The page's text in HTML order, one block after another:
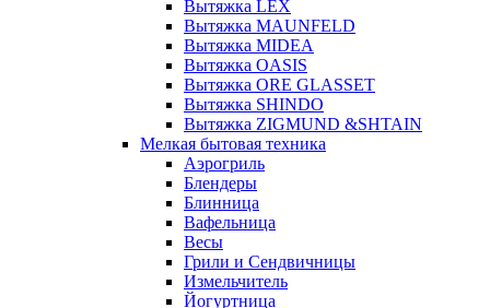
Вытяжка LEX
Вытяжка MAUNFELD
Вытяжка MIDEA
Вытяжка OASIS
Вытяжка ORE GLASSET
Вытяжка SHINDO
Вытяжка ZIGMUND &SHTAIN
Мелкая бытовая техника
Аэрогриль
Блендеры
Блинница
Вафельница
Весы
Грили и Сендвичницы
Измельчитель
Йогуртница